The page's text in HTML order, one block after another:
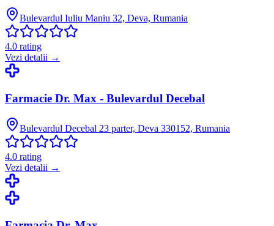
Bulevardul Iuliu Maniu 32, Deva, Rumania
4.0 rating
Vezi detalii →
Farmacie Dr. Max - Bulevardul Decebal
Bulevardul Decebal 23 parter, Deva 330152, Rumania
4.0 rating
Vezi detalii →